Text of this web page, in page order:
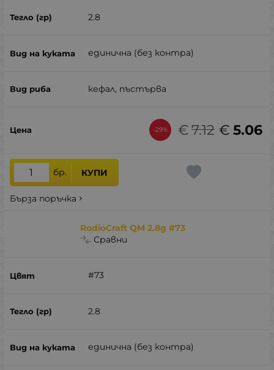
2.8
единична (без контра)
кефал, пъстърва
-29% 7.12
€ 5.06
€
бр. КУПИ
Бърза поръчка
RodioCraft QM 2.8g #73
Сравни
#73
2.8
единична (без контра)